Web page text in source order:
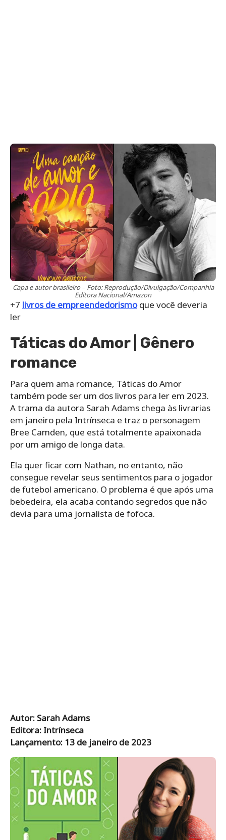
Capa e autor brasileiro – Foto: Reprodução/Divulgação/Companhia
Editora Nacional/Amazon
+7 livros de empreendedorismoque você deveria
ler
Táticas do Amor | Gênero
romance
Para quem ama romance, Táticas do Amor
também pode ser um dos livros para ler em 2023.
A trama da autora Sarah Adams chega às livrarias
em janeiro pela Intrínseca e traz o personagem
Bree Camden, que está totalmente apaixonada
por um amigo de longa data.
Ela quer ficar com Nathan, no entanto, não
consegue revelar seus sentimentos para o jogador
de futebol americano. O problema é que após uma
bebedeira, ela acaba contando segredos que não
devia para uma jornalista de fofoca.
Autor: Sarah Adams
Editora: Intrínseca
Lançamento: 13 de janeiro de 2023